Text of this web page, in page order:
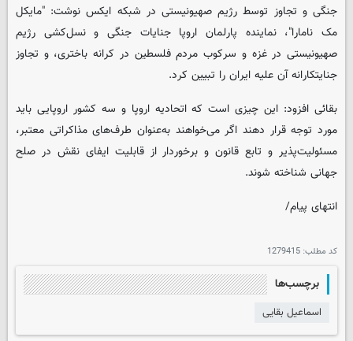
جنگی و تجاوز توسط رژیم صهیونیستی در شبکه ایکس نوشت: "مایکل
مک نامارا"، نماینده پارلمان اروپا جنایات جنگی و نسل‌کشی رژیم
صهیونیستی در غزه و سرکوب مردم فلسطین در کرانه باختری، و تجاوز
جنایتکارانه آن علیه ایران را تبیین کرد.
بقائی افزود: این چیزی است که اتحادیه اروپا و سه کشور اروپایی باید
مورد توجه قرار دهند اگر می‌خواهند به‌عنوان طرف‌های مذاکراتی معتبر،
مسئولیت‌پذیر و تابع قانون و برخوردار از قابلیت ایفای نقش در صلح
جهانی شناخته شوند.
انتهای پیام/
کد مطلب: 1279415
برچسب‌ها
اسماعیل بقایی